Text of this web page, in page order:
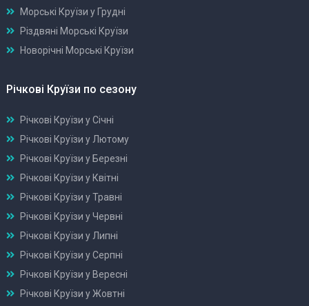
Морські Круїзи у Грудні
Різдвяні Морські Круїзи
Новорічні Морські Круїзи
Річкові Круїзи по сезону
Річкові Круїзи у Січні
Річкові Круїзи у Лютому
Річкові Круїзи у Березні
Річкові Круїзи у Квітні
Річкові Круїзи у Травні
Річкові Круїзи у Червні
Річкові Круїзи у Липні
Річкові Круїзи у Серпні
Річкові Круїзи у Вересні
Річкові Круїзи у Жовтні